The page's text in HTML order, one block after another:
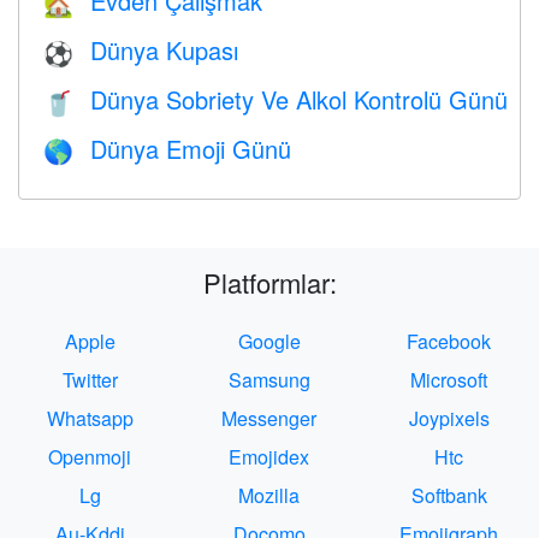
⚽ Dünya Kupası
🥤 Dünya Sobriety Ve Alkol Kontrolü Günü
🌎 Dünya Emoji Günü
Platformlar:
Apple Google
Facebook
Twitter
Samsung
Microsoft
Whatsapp
Messenger
Joypixels
Openmoji
Emojidex
Htc
Lg
Mozilla
Softbank